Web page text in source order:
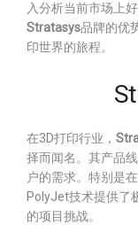
入分析当前市场上
Stratasys品牌的优
印世界的旅程。
在3D打印行业，
择而闻名。其产品
户的需求。特别是
PolyJet技术提供了
的项目挑战。